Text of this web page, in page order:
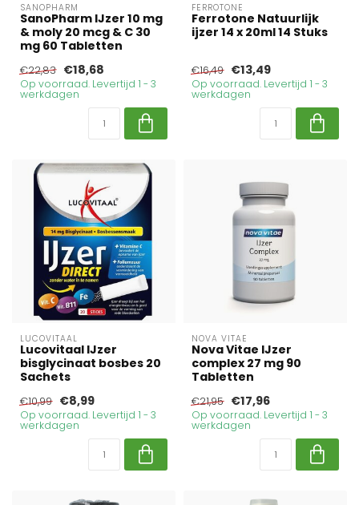
SANOPHARM
SanoPharm IJzer 10 mg
& moly 20 mcg & C 30
mg 60 Tabletten
€22,83 €18,68
Op voorraad. Levertijd 1 - 3
werkdagen
FERROTONE
Ferrotone Natuurlijk
ijzer 14 x 20ml 14 Stuks
€16,49 €13,49
Op voorraad. Levertijd 1 - 3
werkdagen
LUCOVITAAL
Lucovitaal IJzer
bisglycinaat bosbes 20
Sachets
€10,99 €8,99
Op voorraad. Levertijd 1 - 3
werkdagen
NOVA VITAE
Nova Vitae IJzer
complex 27 mg 90
Tabletten
€21,95 €17,96
Op voorraad. Levertijd 1 - 3
werkdagen